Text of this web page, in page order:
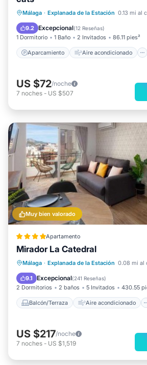
Málaga · Explanada de la Estación 0.13 mi al
9.2 Excepcional(12 Reseñas)
1 Dormitorio 1 Baño 2 Invitados 86.11 pies²
Aparcamiento Aire acondicionado
Aparcamiento
Aire
Internet
Se admiten mascotas
US $72/noche
7 noches - US $507
Muy bien valorado
Apartamento
Mirador La Catedral
Málaga · Explanada de la Estación 0.08 mi al
9.1 Excepcional(241 Reseñas)
2 Dormitorios 2 baños 5 Invitados 430.55
Balcón/Terraza Aire acondicionado
Balcón/Terraza
Aire
Internet
Apto para niños
US $217/noche
7 noches - US $1,519